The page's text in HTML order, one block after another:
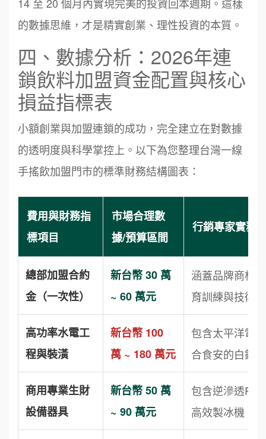
的數據思維，才是精實創業、理性投資的本質。
四、數據分析：2026年連
鎖飲料加盟資金配置與核心
損益指標表
小額創業與加盟連鎖的成功，完全建立在對數據
的透明度與科學掌控上。以下為您整理台灣一線
手搖飲加盟門市的標準財務結構圖表：
費用與財務指
標項目
市場合理數
據/預算區間
行銷專家實務
總部加盟合約
金（一次性）
新台幣 30 萬
~ 60 萬元
涵蓋品牌商標
育訓練與技術
高功率水電工
程與裝潢
新台幣 100
萬 ~ 180 萬元
包含太平洋電
合食安的白鐵
商用專業生財
設備器具
新台幣 50 萬
~ 90 萬元
包含逆滲透RO
高效製冰機。